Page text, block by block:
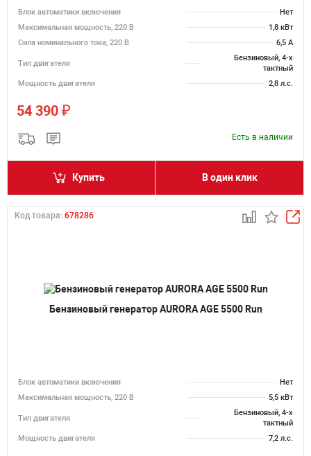
Блок автоматики включения
Нет
Максимальная мощность, 220 В
1,8 кВт
Сила номинального тока, 220 В
6,5 А
Тип двигателя
Бензиновый, 4-х
тактный
Мощность двигателя
2,8 л.с.
54 390 ₽
Есть в наличии
Купить В один клик
Код товара: 678286
Бензиновый генератор AURORA AGE 5500 Run
Блок автоматики включения
Нет
Максимальная мощность, 220 В
5,5 кВт
Тип двигателя
Бензиновый, 4-х
тактный
Мощность двигателя
7,2 л.с.